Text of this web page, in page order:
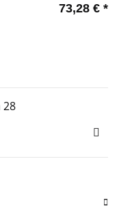
73,28 € *
28